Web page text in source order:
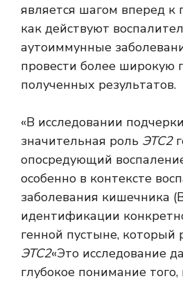
является шагом вперед к
как действуют
аутоиммунные
провести более широкую
полученных результатов.
«В исследовании
значительная роль ЭТС2
опосредующий
особенно в контексте
заболевания кишечника
идентификации
генной пустыне, который
ЭТС2«Это исследование
глубокое понимание того,